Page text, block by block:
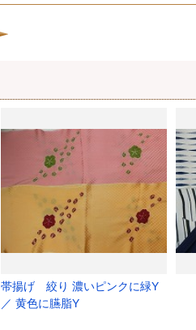
帯揚げ 絞り 濃いピンクに緑Y
／ 黄色に臙脂Y